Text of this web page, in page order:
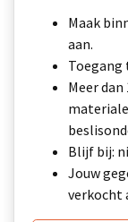
Maak
aan.
Meer
Blijf bij:
Jouw
verkocht